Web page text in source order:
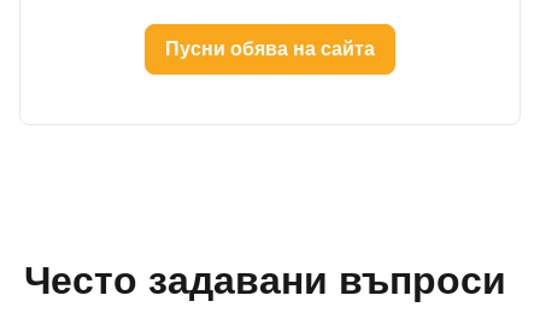
Пусни обява на сайта
Често задавани въпроси